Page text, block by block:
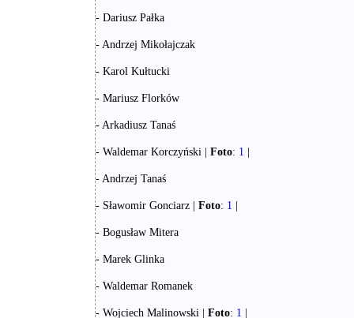
- Dariusz Pałka
- Andrzej Mikołajczak
- Karol Kułtucki
- Mariusz Florków
- Arkadiusz Tanaś
- Waldemar Korczyński | Foto: 1 |
- Andrzej Tanaś
- Sławomir Gonciarz | Foto: 1 |
- Bogusław Mitera
- Marek Glinka
- Waldemar Romanek
- Wojciech Malinowski | Foto: 1 |